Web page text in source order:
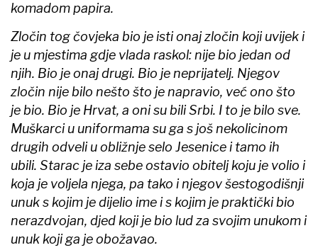
komadom papira.
Zločin tog čovjeka bio je isti onaj zločin koji uvijek i
je u mjestima gdje vlada raskol: nije bio jedan od
njih. Bio je onaj drugi. Bio je neprijatelj. Njegov
zločin nije bilo nešto što je napravio, već ono što
je bio. Bio je Hrvat, a oni su bili Srbi. I to je bilo sve.
Muškarci u uniformama su ga s još nekolicinom
drugih odveli u obližnje selo Jesenice i tamo ih
ubili. Starac je iza sebe ostavio obitelj koju je volio i
koja je voljela njega, pa tako i njegov šestogodišnji
unuk s kojim je dijelio ime i s kojim je praktički bio
nerazdvojan, djed koji je bio lud za svojim unukom i
unuk koji ga je obožavao.